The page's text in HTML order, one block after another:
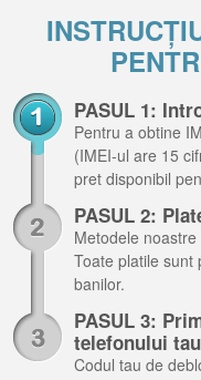
PASUL 1:
Pentru a obtine
(IMEI-ul are 15
pret disponibil
PASUL 2:
Metodele
Toate platile sunt
banilor.
PASUL 3:
telefonului
Codul tau de